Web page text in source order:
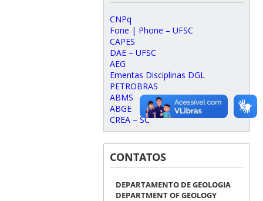
CNPq
Fone | Phone – UFSC
CAPES
DAE – UFSC
AEG
Ementas Disciplinas DGL
PETROBRAS
ABMS
ABGE
CREA – SC
CONTATOS
DEPARTAMENTO DE GEOLOGIA
DEPARTMENT OF GEOLOGY